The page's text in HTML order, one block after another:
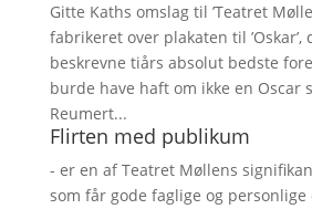
Gitte Kaths omslag til ’Teatret
fabrikeret over plakaten til
beskrevne tiårs absolut bedste
burde have haft om ikke en Oscar
Reumert...
Flirten med publikum
- er en af Teatret Møllens
som får gode faglige og